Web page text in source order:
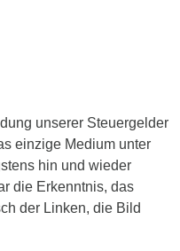
unserer Steuergelder
einzige Medium unter
hin und wieder
die Erkenntnis, das
der Linken, die Bild